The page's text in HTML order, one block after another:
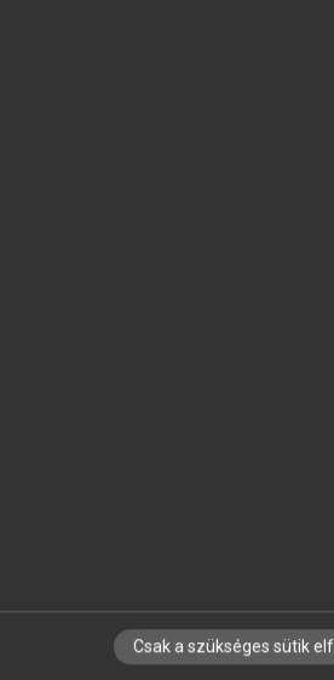
IRATKOZZ FEL
Csak a szükséges sütik